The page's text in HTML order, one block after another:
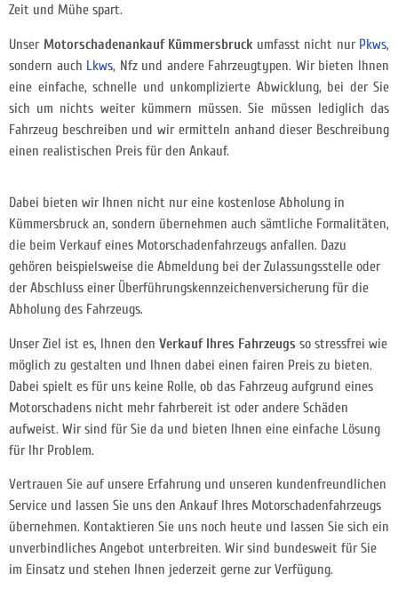
Zeit und Mühe spart.
Unser Motorschadenankauf Kümmersbruck umfasst nicht nur Pkws,
sondern auch Lkws, Nfz und andere Fahrzeugtypen. Wir bieten Ihnen
eine einfache, schnelle und unkomplizierte Abwicklung, bei der Sie
sich um nichts weiter kümmern müssen. Sie müssen lediglich das
Fahrzeug beschreiben und wir ermitteln anhand dieser Beschreibung
einen realistischen Preis für den Ankauf.
Dabei bieten wir Ihnen nicht nur eine kostenlose Abholung in
Kümmersbruck an, sondern übernehmen auch sämtliche Formalitäten,
die beim Verkauf eines Motorschadenfahrzeugs anfallen. Dazu
gehören beispielsweise die Abmeldung bei der Zulassungsstelle oder
der Abschluss einer Überführungskennzeichenversicherung für die
Abholung des Fahrzeugs.
Unser Ziel ist es, Ihnen den Verkauf Ihres Fahrzeugs so stressfrei wie
möglich zu gestalten und Ihnen dabei einen fairen Preis zu bieten.
Dabei spielt es für uns keine Rolle, ob das Fahrzeug aufgrund eines
Motorschadens nicht mehr fahrbereit ist oder andere Schäden
aufweist. Wir sind für Sie da und bieten Ihnen eine einfache Lösung
für Ihr Problem.
Vertrauen Sie auf unsere Erfahrung und unseren kundenfreundlichen
Service und lassen Sie uns den Ankauf Ihres Motorschadenfahrzeugs
übernehmen. Kontaktieren Sie uns noch heute und lassen Sie sich ein
unverbindliches Angebot unterbreiten. Wir sind bundesweit für Sie
im Einsatz und stehen Ihnen jederzeit gerne zur Verfügung.